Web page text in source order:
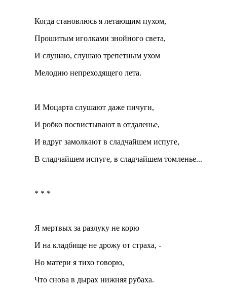
Когда становлюсь я летающим пухом,
Прошитым иголками знойного света,
И слушаю, слушаю трепетным ухом
Мелодию непреходящего лета.
И Моцарта слушают даже пичуги,
И робко посвистывают в отдаленье,
И вдруг замолкают в сладчайшем испуге,
В сладчайшем испуге, в сладчайшем томленье...
* * *
Я мертвых за разлуку не корю
И на кладбище не дрожу от страха, -
Но матери я тихо говорю,
Что снова в дырах нижняя рубаха.